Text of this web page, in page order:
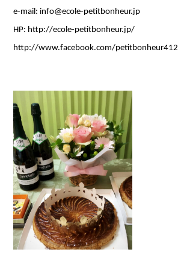
e-mail: info@ecole-petitbonheur.jp
HP: http://ecole-petitbonheur.jp/
http://www.facebook.com/petitbonheur412